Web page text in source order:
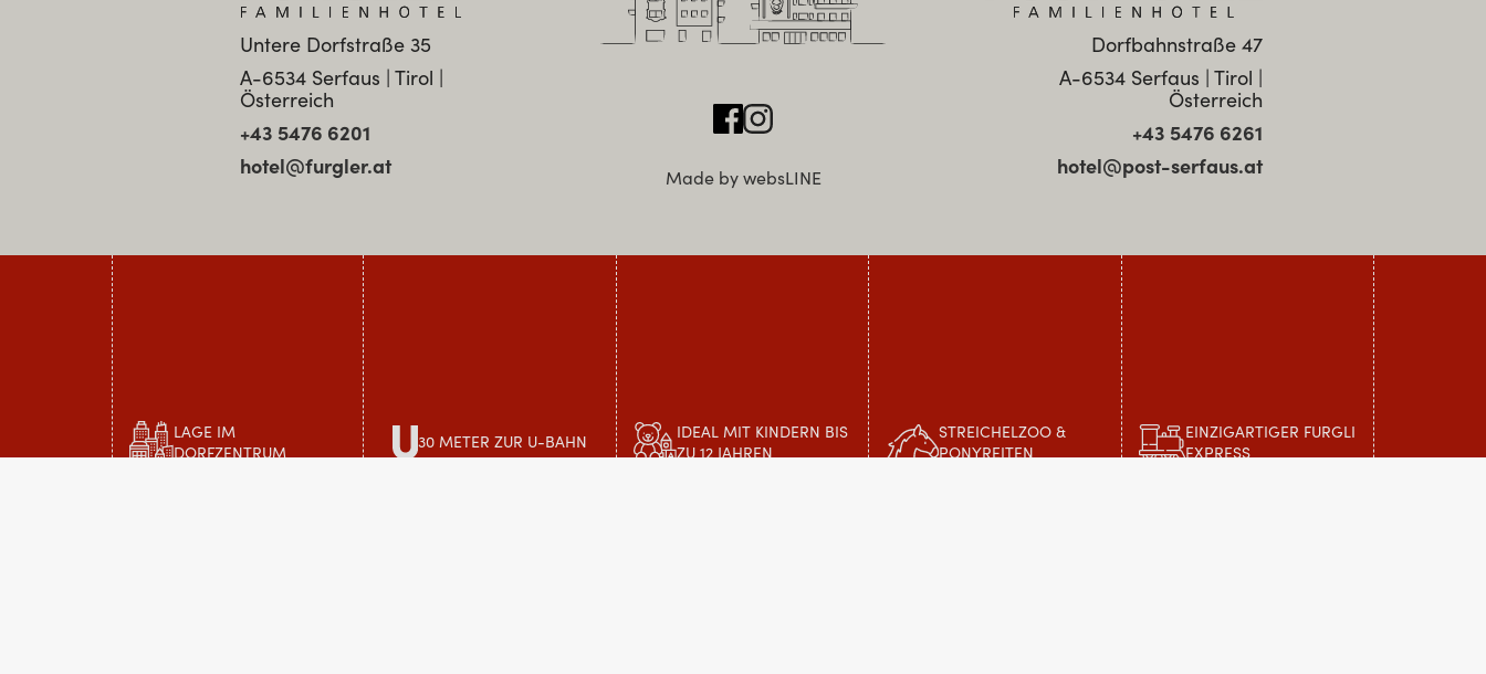
Untere Dorfstraße 35
A-6534 Serfaus | Tirol |
Österreich
+43 5476 6201
hotel@furgler.at
Made by websLINE
Dorfbahnstraße 47
A-6534 Serfaus | Tirol |
Österreich
+43 5476 6261
hotel@post-serfaus.at
LAGE IM
DORFZENTRUM
30 METER ZUR U-BAHN
IDEAL MIT KINDERN BIS
ZU 12 JAHREN
STREICHELZOO &
PONYREITEN
EINZIGARTIGER FURGLI
EXPRESS